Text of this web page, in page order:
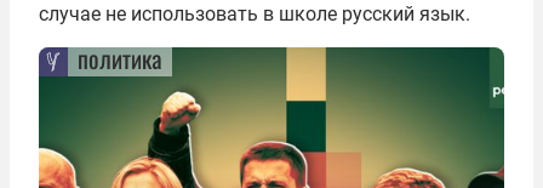
случае не использовать в школе русский язык.
политика